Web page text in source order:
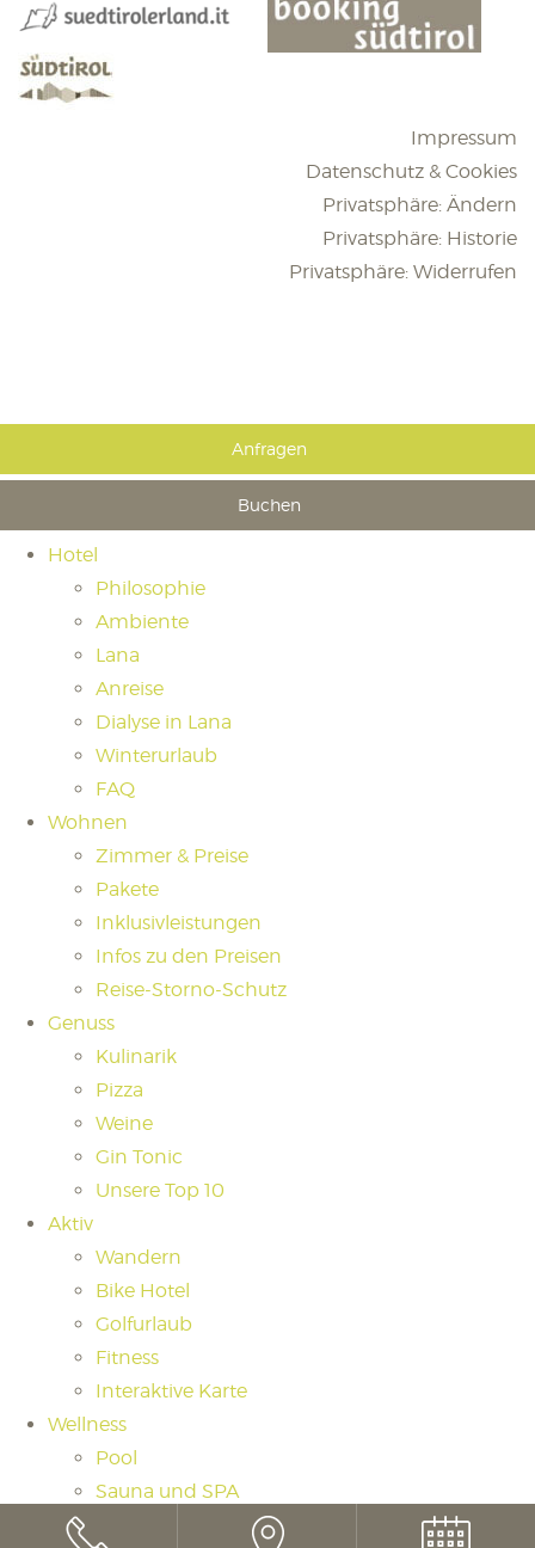
Impressum
Datenschutz & Cookies
Privatsphäre: Ändern
Privatsphäre: Historie
Privatsphäre: Widerrufen
Anfragen
Buchen
Hotel
Philosophie
Ambiente
Lana
Anreise
Dialyse in Lana
Winterurlaub
FAQ
Wohnen
Zimmer & Preise
Pakete
Inklusivleistungen
Infos zu den Preisen
Reise-Storno-Schutz
Genuss
Kulinarik
Pizza
Weine
Gin Tonic
Unsere Top 10
Aktiv
Wandern
Bike Hotel
Golfurlaub
Fitness
Interaktive Karte
Wellness
Pool
Sauna und SPA